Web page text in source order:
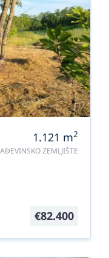
1.121 m2
ZEMLJIŠTE
€82.400